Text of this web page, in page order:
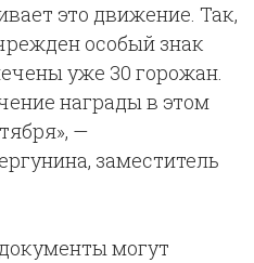
это движение. Так,
особый знак
уже 30 горожан.
награды в этом
—
заместитель
могут